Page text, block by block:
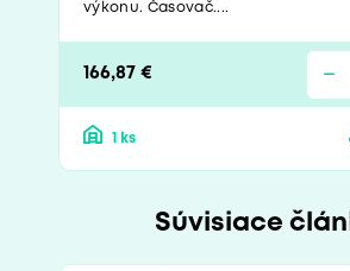
výkonu. Časovač....
166,87 €
1 ks
Súvisiace